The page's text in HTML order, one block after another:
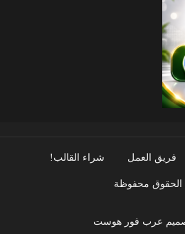
فريق العمل شراء القالب!
الحقوق محفوظة
عرب فور هوست